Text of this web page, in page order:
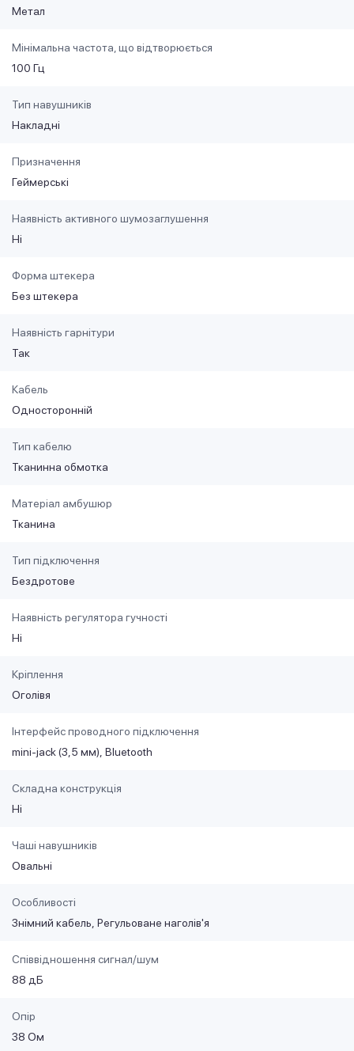
Метал
Мінімальна частота, що відтворюється
100 Гц
Тип навушників
Накладні
Призначення
Геймерські
Наявність активного шумозаглушення
Ні
Форма штекера
Без штекера
Наявність гарнітури
Так
Кабель
Односторонній
Тип кабелю
Тканинна обмотка
Матеріал амбушюр
Тканина
Тип підключення
Бездротове
Наявність регулятора гучності
Ні
Кріплення
Оголівя
Інтерфейс проводного підключення
mini-jack (3,5 мм) Bluetooth
Складна конструкція
Ні
Чаші навушників
Овальні
Особливості
Знімний кабель Регульоване наголів'я
Співвідношення сигнал/шум
88 дБ
Опір
38 Ом